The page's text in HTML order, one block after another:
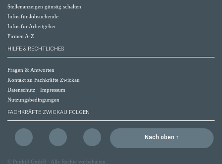
Stellenanzeigen günstig schalten
Infos für Jobsuchende
Infos für Arbeitgeber
Firmen A-Z
HILFE & RECHTLICHES
Fragen & Antworten
Kontakt zu Fachkräfte Zwickau
Datenschutz · Impressum
Nutzungsbedingungen
FACHKRÄFTE ZWICKAU FOLGEN
Nach oben ↑
© Punkt3 GmbH · Alle Rechte vorbehalten.